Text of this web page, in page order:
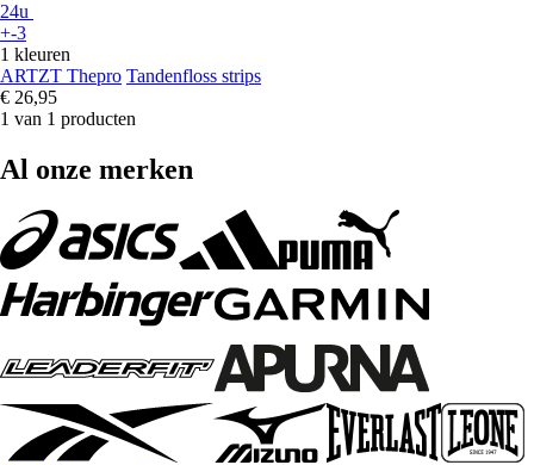
24u
+-3
1 kleuren
ARTZT Thepro Tandenfloss strips
€ 26,95
1 van 1 producten
Al onze merken